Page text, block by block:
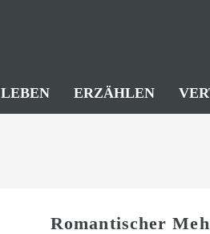
LEBEN ERZÄHLEN
Romantischer